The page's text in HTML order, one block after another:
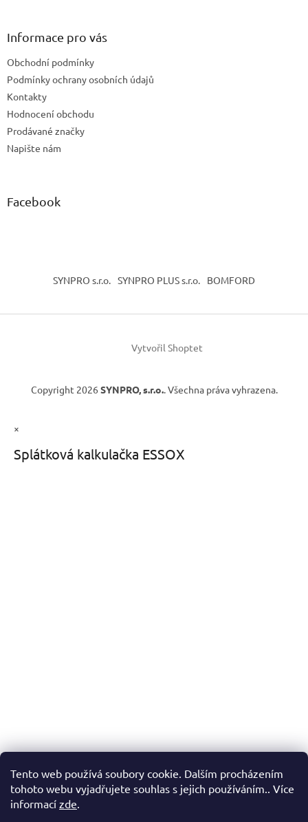
Tento web používá soubory cookie. Dalším procházením
tohoto webu vyjadřujete souhlas s jejich používáním.. Více
informací zde.
Informace pro vás
Obchodní podmínky
Podmínky ochrany osobních údajů
Kontakty
Hodnocení obchodu
Prodávané značky
Napište nám
Facebook
SYNPRO s.r.o. SYNPRO PLUS s.r.o. BOMFORD
Vytvořil Shoptet
Copyright 2026 SYNPRO, s.r.o.. Všechna práva vyhrazena.
×
Splátková kalkulačka ESSOX